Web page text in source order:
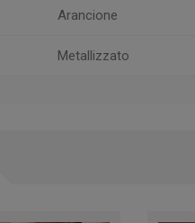
Arancione
Metallizzato